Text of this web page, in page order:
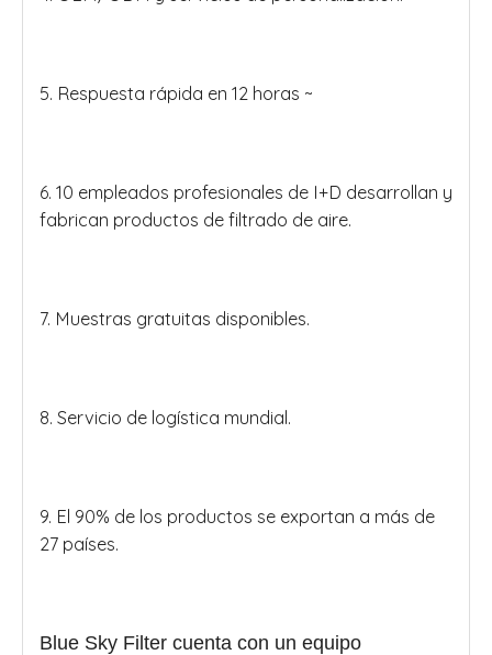
5. Respuesta rápida en 12 horas ~
6. 10 empleados profesionales de I+D desarrollan y
fabrican productos de filtrado de aire.
7. Muestras gratuitas disponibles.
8. Servicio de logística mundial.
9. El 90% de los productos se exportan a más de
27 países.
Blue Sky Filter cuenta con un equipo